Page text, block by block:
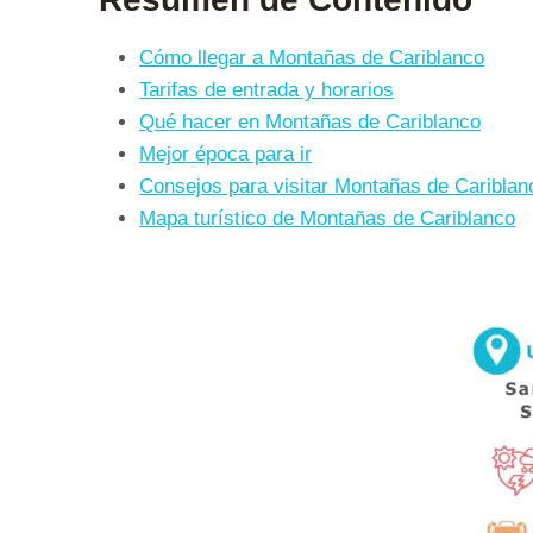
Cómo llegar a Montañas de Cariblanco
Tarifas de entrada y horarios
Qué hacer en Montañas de Cariblanco
Mejor época para ir
Consejos para visitar Montañas de
Mapa turístico de Montañas de Cariblanco